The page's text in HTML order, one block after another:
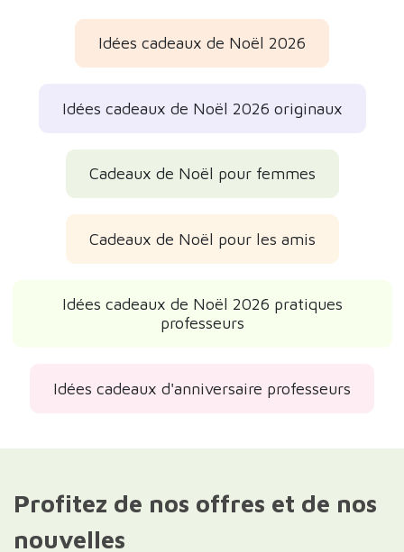
Idées cadeaux de Noël 2026
Idées cadeaux de Noël 2026 originaux
Cadeaux de Noël pour femmes
Cadeaux de Noël pour les amis
Idées cadeaux de Noël 2026 pratiques
professeurs
Idées cadeaux d'anniversaire professeurs
Profitez de nos offres et de nos
nouvelles